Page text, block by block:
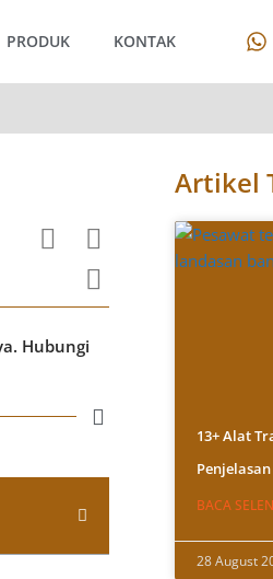
PRODUK KONTAK
Hubungi
Artikel
13+ Alat
BACA
28 August